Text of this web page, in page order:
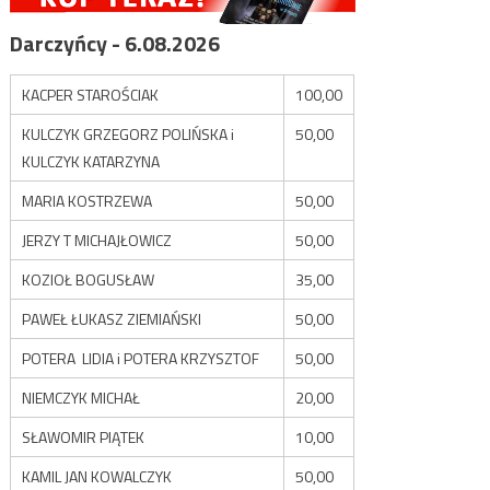
Darczyńcy - 6.08.2026
KACPER STAROŚCIAK
100,00
KULCZYK GRZEGORZ POLIŃSKA i
KULCZYK KATARZYNA
50,00
MARIA KOSTRZEWA
50,00
JERZY T MICHAJŁOWICZ
50,00
KOZIOŁ BOGUSŁAW
35,00
PAWEŁ ŁUKASZ ZIEMIAŃSKI
50,00
POTERA LIDIA i POTERA KRZYSZTOF
50,00
NIEMCZYK MICHAŁ
20,00
SŁAWOMIR PIĄTEK
10,00
KAMIL JAN KOWALCZYK
50,00